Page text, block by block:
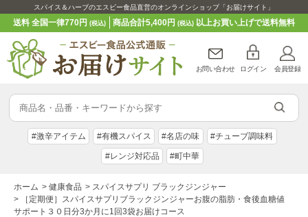
スパイス＆ハーブのエスビー食品直営のオンラインショップ「お届けサイト」
送料 全国一律770円(税込) 商品合計5,400円 (税込)以上お買い上げで送料無料
お問い合わせ ログイン 会員登録
#激辛アイテム #有機スパイス #名店の味 #チューブ調味料
#レンジ対応品 #町中華
ホーム > 健康食品 > スパイスサプリ ブラックジンジャー
>
［定期便］スパイスサプリブラックジンジャーお腹の脂肪・食後血糖値
サポート３０日分3か月に1回3袋お届けコース